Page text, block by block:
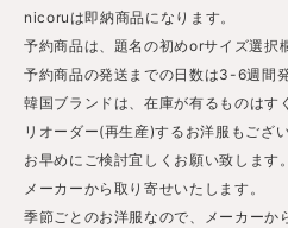
nicoruは即納商品になります。
予約商品は、題名の初めorサイズ選択
予約商品の発送までの日数は3-6週間発
韓国ブランドは、在庫が有るものはす
リオーダー(再生産)するお洋服もござい
お早めにご検討宜しくお願い致します。
メーカーから取り寄せいたします。
季節ごとのお洋服なので、メーカーか